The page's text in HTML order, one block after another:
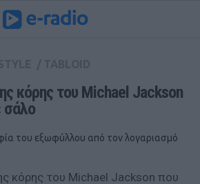
κόρης του Michael Jackson
σάλο
του εξωφύλλου από τον λογαριασμό